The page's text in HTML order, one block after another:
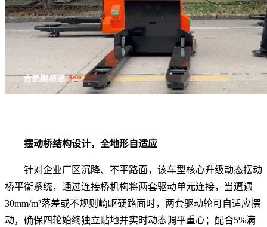
摆动桥结构设计，全地形自适应
针对企业厂区沉降、不平路面，该车型核心升级动态摆动
桥平衡系统，通过连接桥机构将两套驱动单元连接，当遭遇
30mm/m²落差或不规则崎岖硬路面时，两套驱动轮可自适应摆
动，确保四轮始终独立贴地并实时动态调平重心；配合5%满